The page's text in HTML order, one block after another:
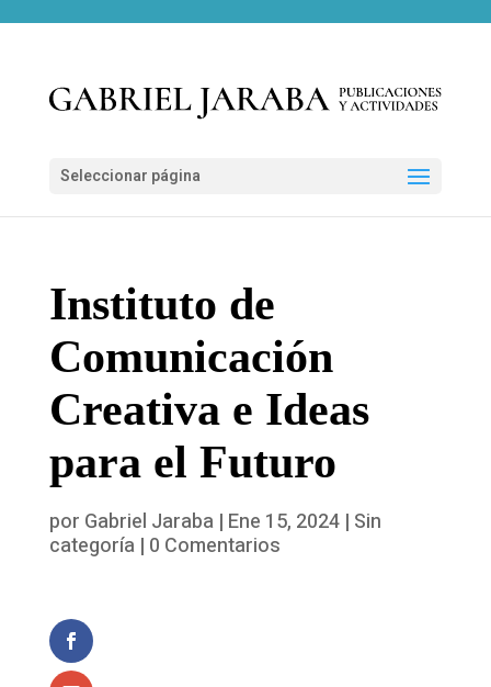
Seleccionar página
Instituto de
Comunicación
Creativa e Ideas
para el Futuro
por Gabriel Jaraba| Ene 15, 2024| Sin
categoría| 0 Comentarios